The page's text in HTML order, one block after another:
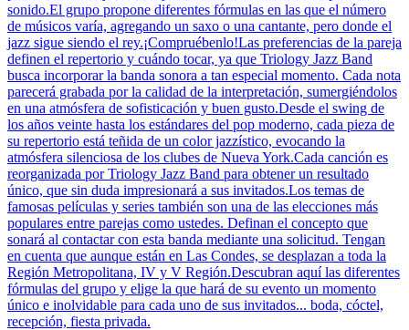
sonido.El grupo propone diferentes fórmulas en las que el número
de músicos varía, agregando un saxo o una cantante, pero donde el
jazz sigue siendo el rey.¡Compruébenlo!Las preferencias de la pareja
definen el repertorio y cuándo tocar, ya que Triology Jazz Band
busca incorporar la banda sonora a tan especial momento. Cada nota
parecerá grabada por la calidad de la interpretación, sumergiéndolos
en una atmósfera de sofisticación y buen gusto.Desde el swing de
los años veinte hasta los estándares del pop moderno, cada pieza de
su repertorio está teñida de un color jazzístico, evocando la
atmósfera silenciosa de los clubes de Nueva York.Cada canción es
reorganizada por Triology Jazz Band para obtener un resultado
único, que sin duda impresionará a sus invitados.Los temas de
famosas películas y series también son una de las elecciones más
populares entre parejas como ustedes. Definan el concepto que
sonará al contactar con esta banda mediante una solicitud. Tengan
en cuenta que aunque están en Las Condes, se desplazan a toda la
Región Metropolitana, IV y V Región.Descubran aquí las diferentes
fórmulas del grupo y elige la que hará de su evento un momento
único e inolvidable para cada uno de sus invitados... boda, cóctel,
recepción, fiesta privada.